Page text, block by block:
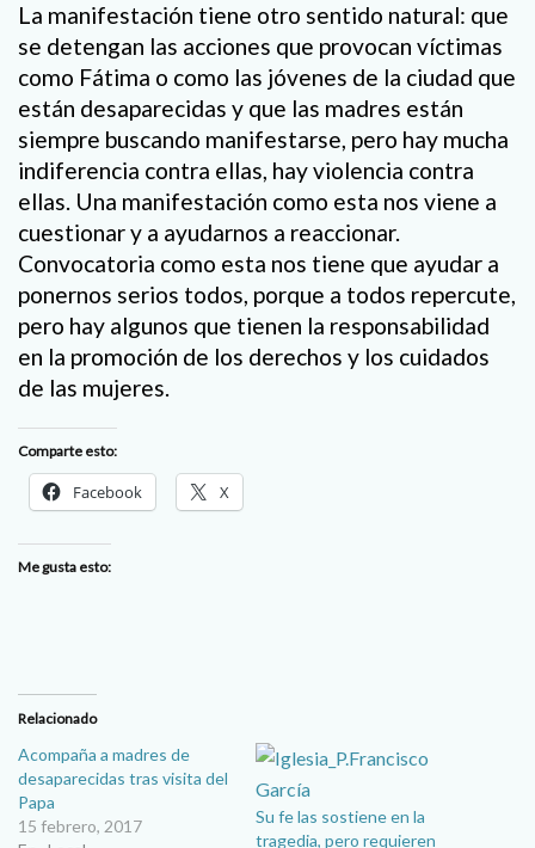
La manifestación tiene otro sentido natural: que
se detengan las acciones que provocan víctimas
como Fátima o como las jóvenes de la ciudad que
están desaparecidas y que las madres están
siempre buscando manifestarse, pero hay mucha
indiferencia contra ellas, hay violencia contra
ellas. Una manifestación como esta nos viene a
cuestionar y a ayudarnos a reaccionar.
Convocatoria como esta nos tiene que ayudar a
ponernos serios todos, porque a todos repercute,
pero hay algunos que tienen la responsabilidad
en la promoción de los derechos y los cuidados
de las mujeres.
Comparte esto:
Facebook X
Me gusta esto:
Relacionado
Acompaña a madres de
desaparecidas tras visita del
Papa
15 febrero, 2017
Su fe las sostiene en la
tragedia, pero requieren